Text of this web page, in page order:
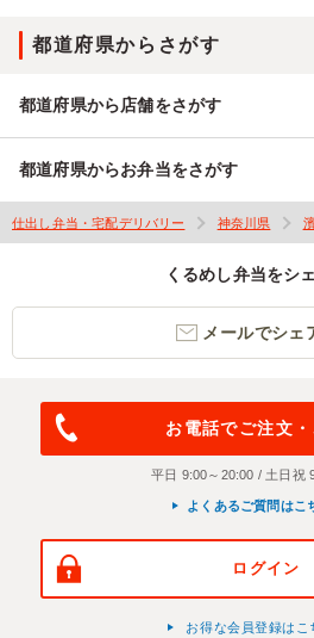
都道府県からさがす
都道府県から店舗をさがす
都道府県からお弁当をさがす
仕出し弁当・宅配デリバリー 神奈川県
くるめし弁当をシ
メールでシェ
お電話でご注文
平日 9:00～20:00 / 土日祝
よくあるご質問はこ
ログイン
お得な会員登録はこ